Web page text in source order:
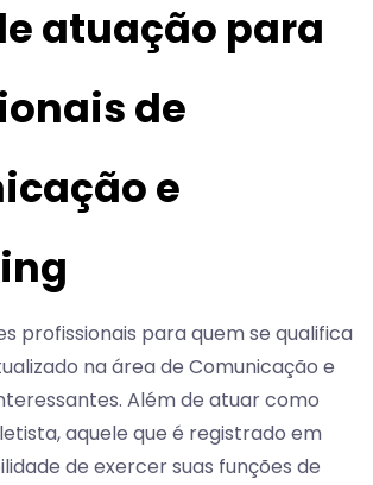
atuação para
de
e
profissionais para quem se qualifica
na área de Comunicação e
Além de atuar como
aquele que é registrado em
de exercer suas funções de